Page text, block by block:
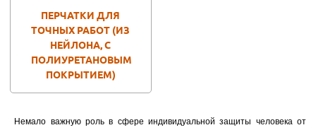
ПЕРЧАТКИ ДЛЯ
ТОЧНЫХ РАБОТ (ИЗ
НЕЙЛОНА, С
ПОЛИУРЕТАНОВЫМ
ПОКРЫТИЕМ)
Немало важную роль в сфере индивидуальной защиты человека от